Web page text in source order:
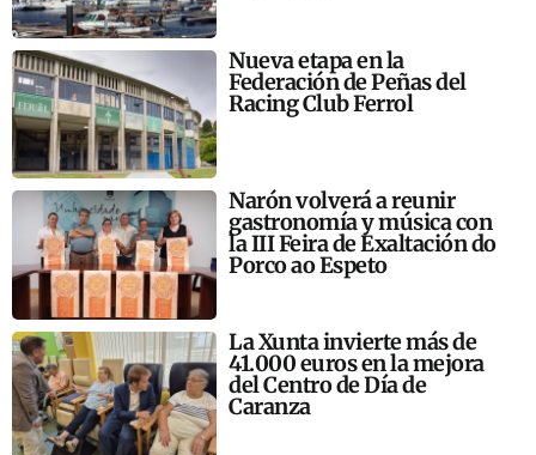
Nueva etapa en la
Federación de Peñas del
Racing Club Ferrol
Narón volverá a reunir
gastronomía y música con
la III Feira de Exaltación do
Porco ao Espeto
La Xunta invierte más de
41.000 euros en la mejora
del Centro de Día de
Caranza